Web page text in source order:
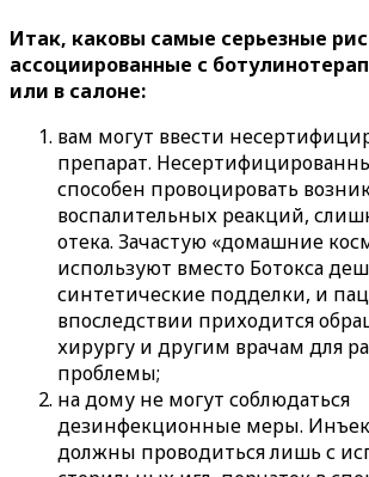
Итак, каковы самые серьезные
ассоциированные с
или в салоне:
вам могут ввести
препарат.
способен провоцировать
воспалительных реакций,
отека. Зачастую «домашние
используют вместо Ботокса
синтетические подделки, и
впоследствии приходится
хирургу и другим врачам для
проблемы;
на дому не могут соблюдаться
дезинфекционные меры.
должны проводиться лишь с